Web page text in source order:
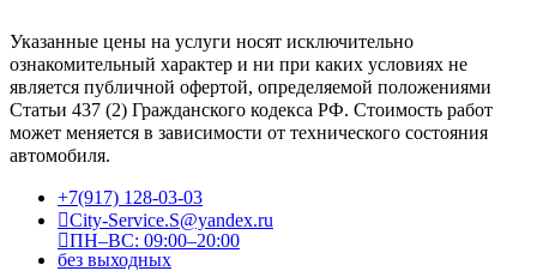
Указанные цены на услуги носят исключительно
ознакомительный характер и ни при каких условиях не
является публичной офертой, определяемой положениями
Статьи 437 (2) Гражданского кодекса РФ. Стоимость работ
может меняется в зависимости от технического состояния
автомобиля.
+7(917) 128-03-03
City-Service.S@yandex.ru
ПН–ВС: 09:00–20:00
без выходных